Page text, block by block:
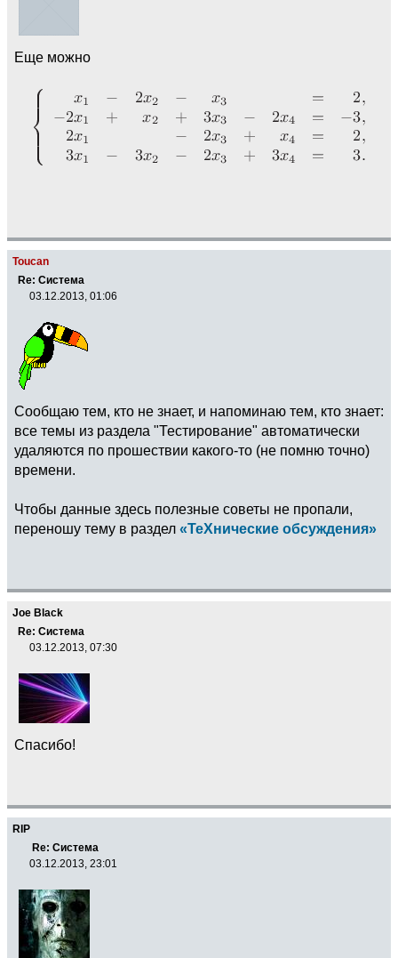
Еще можно
Toucan
Re: Система
03.12.2013, 01:06
Сообщаю тем, кто не знает, и напоминаю тем, кто знает:
все темы из раздела "Тестирование" автоматически
удаляются по прошествии какого-то (не помню точно)
времени.
Чтобы данные здесь полезные советы не пропали,
переношу тему в раздел «TeXнические обсуждения»
Joe Black
Re: Система
03.12.2013, 07:30
Спасибо!
RIP
Re: Система
03.12.2013, 23:01